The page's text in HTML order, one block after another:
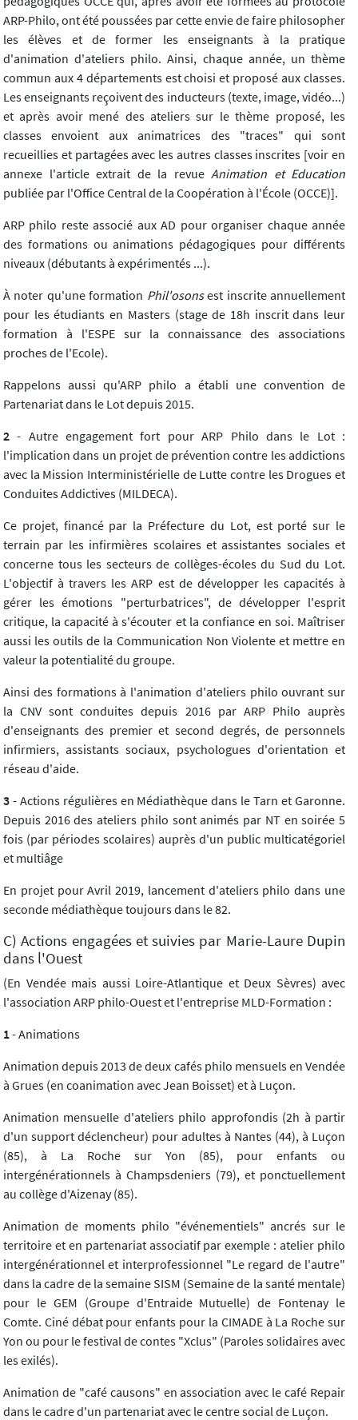
ARP-Philo, ont été poussées par cette envie de faire philosopher
les élèves et de former les enseignants à la pratique
d'animation d'ateliers philo. Ainsi, chaque année, un thème
commun aux 4 départements est choisi et proposé aux classes.
Les enseignants reçoivent des inducteurs (texte, image, vidéo...)
et après avoir mené des ateliers sur le thème proposé, les
classes envoient aux animatrices des "traces" qui sont
recueillies et partagées avec les autres classes inscrites [voir en
annexe l'article extrait de la revue Animation et Education
publiée par l'Office Central de la Coopération à l'École (OCCE)].
ARP philo reste associé aux AD pour organiser chaque année
des formations ou animations pédagogiques pour différents
niveaux (débutants à expérimentés ...).
À noter qu'une formation Phil'osonsest inscrite annuellement
pour les étudiants en Masters (stage de 18h inscrit dans leur
formation à l'ESPE sur la connaissance des associations
proches de l'Ecole).
Rappelons aussi qu'ARP philo a établi une convention de
Partenariat dans le Lot depuis 2015.
2- Autre engagement fort pour ARP Philo dans le Lot :
l'implication dans un projet de prévention contre les addictions
avec la Mission Interministérielle de Lutte contre les Drogues et
Conduites Addictives (MILDECA).
Ce projet, financé par la Préfecture du Lot, est porté sur le
terrain par les infirmières scolaires et assistantes sociales et
concerne tous les secteurs de collèges-écoles du Sud du Lot.
L'objectif à travers les ARP est de développer les capacités à
gérer les émotions "perturbatrices", de développer l'esprit
critique, la capacité à s'écouter et la confiance en soi. Maîtriser
aussi les outils de la Communication Non Violente et mettre en
valeur la potentialité du groupe.
Ainsi des formations à l'animation d'ateliers philo ouvrant sur
la CNV sont conduites depuis 2016 par ARP Philo auprès
d'enseignants des premier et second degrés, de personnels
infirmiers, assistants sociaux, psychologues d'orientation et
réseau d'aide.
3 - Actions régulières en Médiathèque dans le Tarn et Garonne.
Depuis 2016 des ateliers philo sont animés par NT en soirée 5
fois (par périodes scolaires) auprès d'un public multicatégoriel
et multiâge
En projet pour Avril 2019, lancement d'ateliers philo dans une
seconde médiathèque toujours dans le 82.
C) Actions engagées et suivies par Marie-Laure Dupin
dans l'Ouest
(En Vendée mais aussi Loire-Atlantique et Deux Sèvres) avec
l'association ARP philo-Ouest et l'entreprise MLD-Formation :
1- Animations
Animation depuis 2013 de deux cafés philo mensuels en Vendée
à Grues (en coanimation avec Jean Boisset) et à Luçon.
Animation mensuelle d'ateliers philo approfondis (2h à partir
d'un support déclencheur) pour adultes à Nantes (44), à Luçon
(85), à La Roche sur Yon (85), pour enfants ou
intergénérationnels à Champsdeniers (79), et ponctuellement
au collège d'Aizenay (85).
Animation de moments philo "événementiels" ancrés sur le
territoire et en partenariat associatif par exemple : atelier philo
intergénérationnel et interprofessionnel "Le regard de l'autre"
dans la cadre de la semaine SISM (Semaine de la santé mentale)
pour le GEM (Groupe d'Entraide Mutuelle) de Fontenay le
Comte. Ciné débat pour enfants pour la CIMADE à La Roche sur
Yon ou pour le festival de contes "Xclus" (Paroles solidaires avec
les exilés).
Animation de "café causons" en association avec le café Repair
dans le cadre d'un partenariat avec le centre social de Luçon.